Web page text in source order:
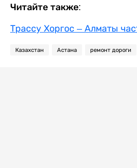
Читайте также:
Трассу Хоргос – Алматы
Казахстан Астана ремонт дороги